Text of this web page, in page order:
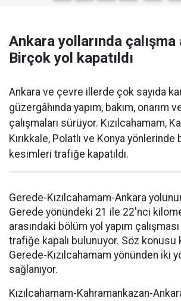
Ankara yollarında çalışma
Birçok yol kapatıldı
Ankara ve çevre illerde çok sayıda
güzergâhında yapım, bakım, onarım
çalışmaları sürüyor. Kızılcahamam,
Kırıkkale, Polatlı ve Konya yönlerinde
kesimleri trafiğe kapatıldı.
Gerede-Kızılcahamam-Ankara
Gerede yönündeki 21 ile 22'nci
arasındaki bölüm yol yapım
trafiğe kapalı bulunuyor. Söz konusu
Gerede-Kızılcahamam yönünden iki
sağlanıyor.
Kızılcahamam-Kahramankazan-